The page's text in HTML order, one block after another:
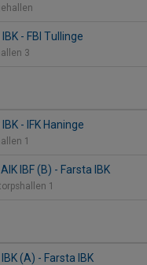
- FBI Tullinge
3
- IFK Haninge
1
IBF (B) - Farsta IBK
1
(A) - Farsta IBK